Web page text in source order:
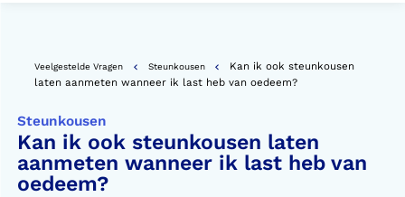
Veelgestelde Vragen Steunkousen
Kan ik ook steunkousen
laten aanmeten wanneer ik last heb van oedeem?
Steunkousen
Kan ik ook steunkousen laten
aanmeten wanneer ik last heb van
oedeem?